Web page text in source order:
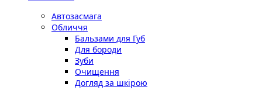
Автозасмага
Обличчя
Бальзами для Губ
Для бороди
Зуби
Очищення
Догляд за шкірою